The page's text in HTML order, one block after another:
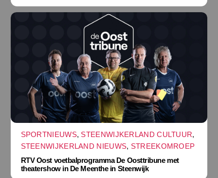
SPORTNIEUWS, STEENWIJKERLAND CULTUUR,
STEENWIJKERLAND NIEUWS, STREEKOMROEP
RTV Oost voetbalprogramma De Oosttribune met
theatershow in De Meenthe in Steenwijk